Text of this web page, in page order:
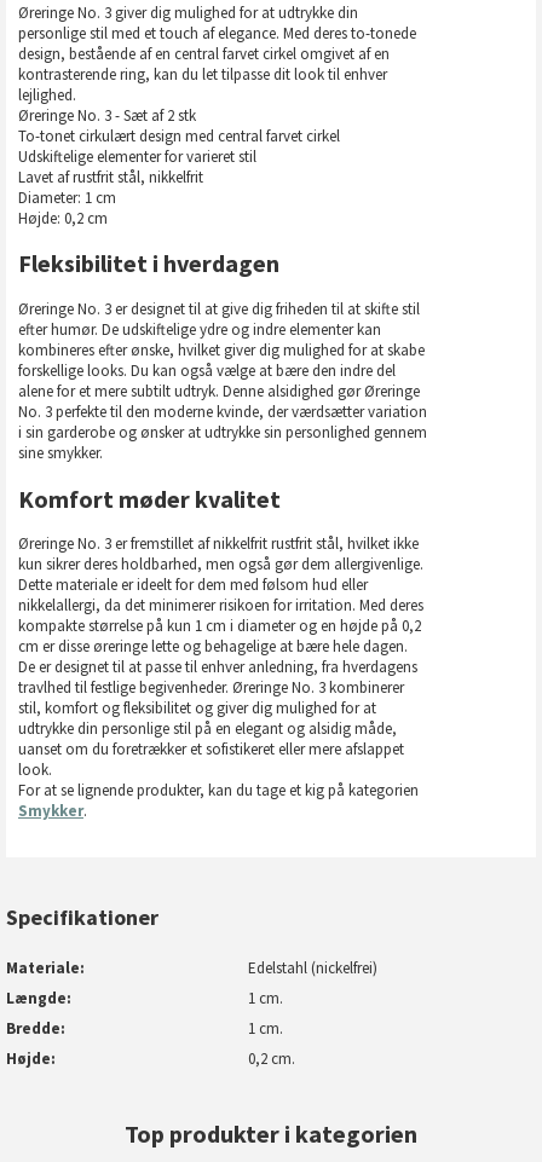
Øreringe No. 3 giver dig mulighed for at udtrykke din
personlige stil med et touch af elegance. Med deres to-tonede
design, bestående af en central farvet cirkel omgivet af en
kontrasterende ring, kan du let tilpasse dit look til enhver
lejlighed.
Øreringe No. 3 - Sæt af 2 stk
To-tonet cirkulært design med central farvet cirkel
Udskiftelige elementer for varieret stil
Lavet af rustfrit stål, nikkelfrit
Diameter: 1 cm
Højde: 0,2 cm
Fleksibilitet i hverdagen
Øreringe No. 3 er designet til at give dig friheden til at skifte stil
efter humør. De udskiftelige ydre og indre elementer kan
kombineres efter ønske, hvilket giver dig mulighed for at skabe
forskellige looks. Du kan også vælge at bære den indre del
alene for et mere subtilt udtryk. Denne alsidighed gør Øreringe
No. 3 perfekte til den moderne kvinde, der værdsætter variation
i sin garderobe og ønsker at udtrykke sin personlighed gennem
sine smykker.
Komfort møder kvalitet
Øreringe No. 3 er fremstillet af nikkelfrit rustfrit stål, hvilket ikke
kun sikrer deres holdbarhed, men også gør dem allergivenlige.
Dette materiale er ideelt for dem med følsom hud eller
nikkelallergi, da det minimerer risikoen for irritation. Med deres
kompakte størrelse på kun 1 cm i diameter og en højde på 0,2
cm er disse øreringe lette og behagelige at bære hele dagen.
De er designet til at passe til enhver anledning, fra hverdagens
travlhed til festlige begivenheder. Øreringe No. 3 kombinerer
stil, komfort og fleksibilitet og giver dig mulighed for at
udtrykke din personlige stil på en elegant og alsidig måde,
uanset om du foretrækker et sofistikeret eller mere afslappet
look.
For at se lignende produkter, kan du tage et kig på kategorien
Smykker.
Specifikationer
Materiale
Edelstahl (nickelfrei)
Længde
1 cm.
Bredde
1 cm.
Højde
0,2 cm.
Top produkter i kategorien